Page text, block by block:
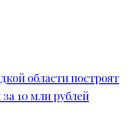
области построят
10 млн рублей